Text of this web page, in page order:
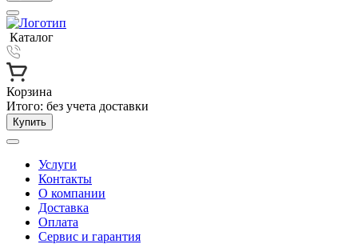
Каталог
Корзина
Итого: без учета доставки
Купить
Услуги
Контакты
О компании
Доставка
Оплата
Сервис и гарантия